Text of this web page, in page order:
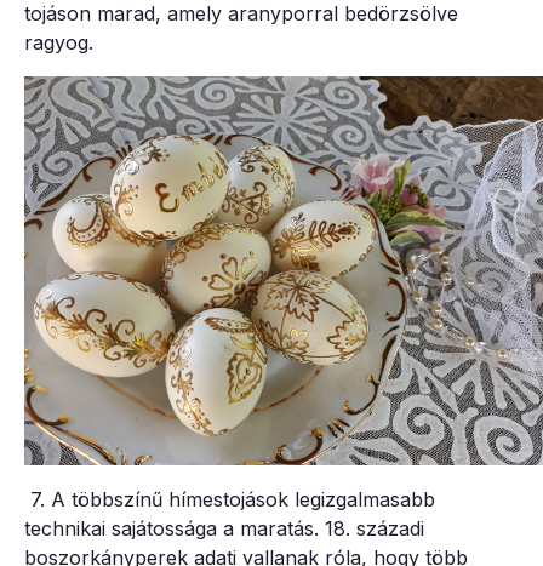
tojáson marad, amely aranyporral bedörzsölve
ragyog.
7. A többszínű hímestojások legizgalmasabb
technikai sajátossága a maratás. 18. századi
boszorkányperek adati vallanak róla, hogy több